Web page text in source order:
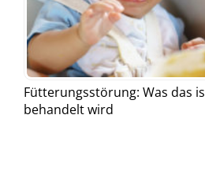
Fütterungsstörung: Was das
behandelt wird